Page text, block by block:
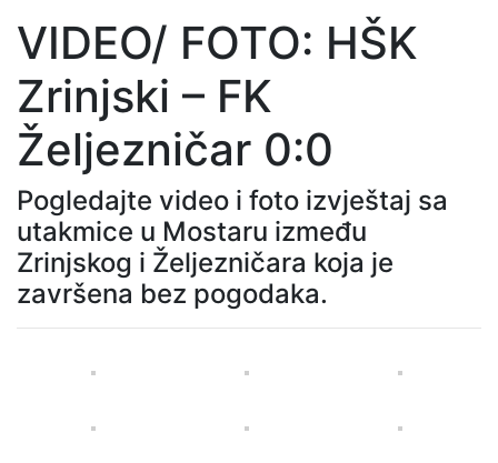
VIDEO/ FOTO: HŠK
Zrinjski – FK
Željezničar 0:0
Pogledajte video i foto izvještaj sa
utakmice u Mostaru između
Zrinjskog i Željezničara koja je
završena bez pogodaka.